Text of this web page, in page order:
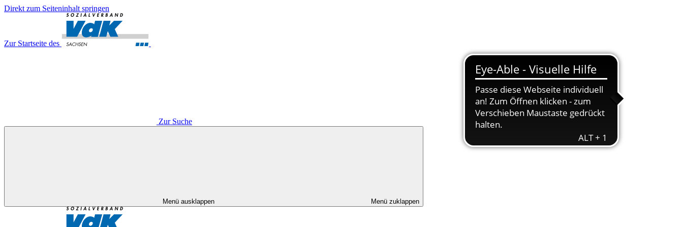
Direkt zum Seiteninhalt springen
Zur Startseite des
Zur Suche
Menü ausklappen Menü zuklappen